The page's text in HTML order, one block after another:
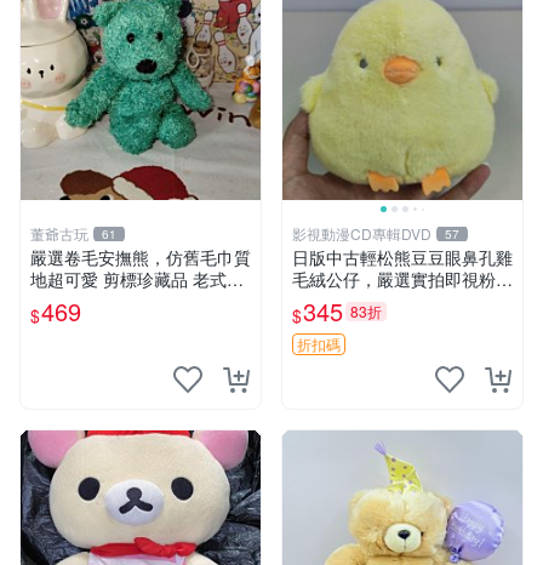
董爺古玩 61
嚴選卷毛安撫熊，仿舊毛巾質
地超可愛 剪標珍藏品 老式毛
巾質地 安撫熊 款式
$469
影視動漫CD專輯DVD 57
日版中古輕松熊豆豆眼鼻孔雞
毛絨公仔，嚴選實拍即視粉絲
必買 公仔紙箱氣泡膜精心包
裝快速發貨 輕松熊 公仔 雞毛
絨
$345 83折
折扣碼